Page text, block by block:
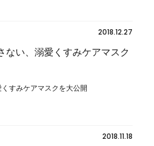
2018.12.27
ない、溺愛くすみケアマスク
すみケアマスクを大公開
2018.11.18